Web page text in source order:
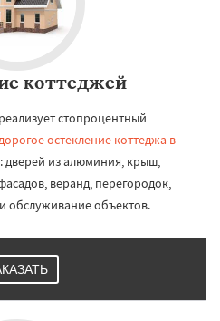
коттеджей
стопроцентный
остекление коттеджа в
из алюминия, крыш,
веранд, перегородок,
обслуживание объектов.